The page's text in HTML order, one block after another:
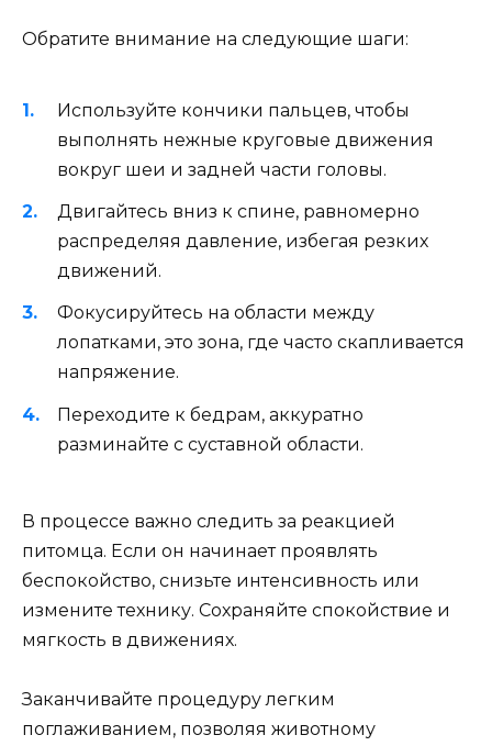
Обратите внимание на следующие шаги:
Используйте кончики пальцев, чтобы
выполнять нежные круговые движения
вокруг шеи и задней части головы.
Двигайтесь вниз к спине, равномерно
распределяя давление, избегая резких
движений.
Фокусируйтесь на области между
лопатками, это зона, где часто скапливается
напряжение.
Переходите к бедрам, аккуратно
разминайте с суставной области.
В процессе важно следить за реакцией
питомца. Если он начинает проявлять
беспокойство, снизьте интенсивность или
измените технику. Сохраняйте спокойствие и
мягкость в движениях.
Заканчивайте процедуру легким
поглаживанием, позволяя животному